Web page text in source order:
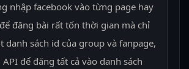
nhập facebook vào từng page hay
đăng bài rất tốn thời gian mà chỉ
danh sách id của group và fanpage,
để đăng tất cả vào danh sách